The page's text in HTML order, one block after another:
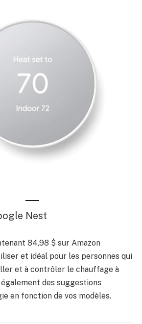
Nest
84,98 $ sur Amazon
et idéal pour les personnes qui
et à contrôler le chauffage à
des suggestions
en fonction de vos modèles.